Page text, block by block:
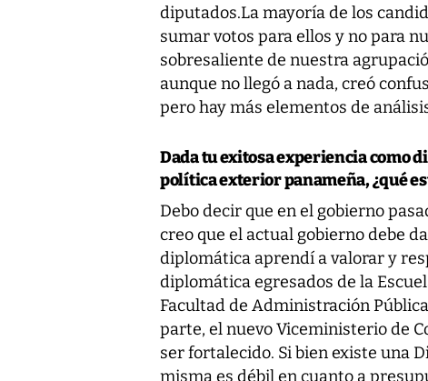
diputados.La mayoría de los
sumar votos para ellos y no para
sobresaliente de nuestra
aunque no llegó a nada, creó
pero hay más elementos de
Dada tu exitosa experiencia como
política exterior panameña, ¿qué
Debo decir que en el gobierno
creo que el actual gobierno debe
diplomática aprendí a valorar y
diplomática egresados de la
Facultad de Administración
parte, el nuevo Viceministerio de
ser fortalecido. Si bien existe una
misma es débil en cuanto a